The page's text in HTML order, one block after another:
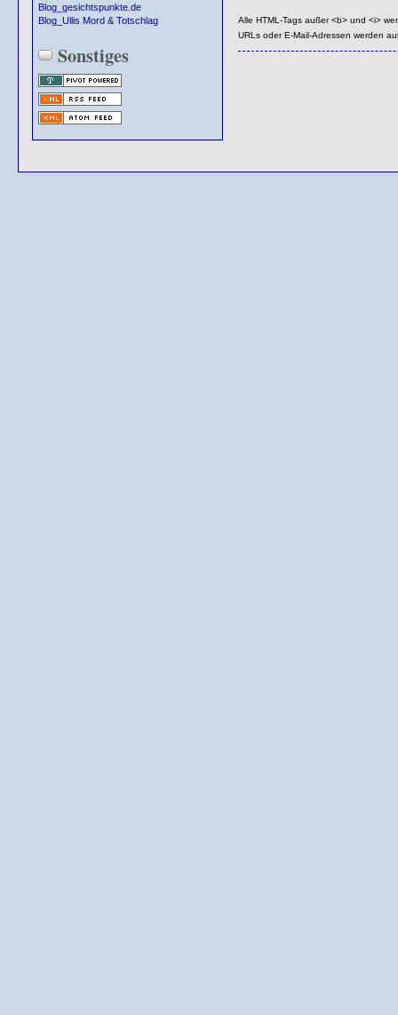
Blog_gesichtspunkte.de
Blog_Ullis Mord & Totschlag
Sonstiges
Alle HTML-Tags außer <b> und <i>
URLs oder E-Mail-Adressen werden